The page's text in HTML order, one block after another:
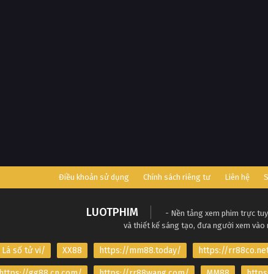
Điều khoản sử dụng Chính sách riêng tư Liên hệ
LUOTPHIM
- Nền tảng xem phim trực
và thiết kế sáng tạo, đưa người xem
Lá số tử vi/ XX88 https://mm88.today/ https://